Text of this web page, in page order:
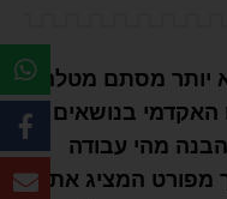
יותר מסתם מטלה,
בנושאים
מהי עבודה
מפורט המציג את